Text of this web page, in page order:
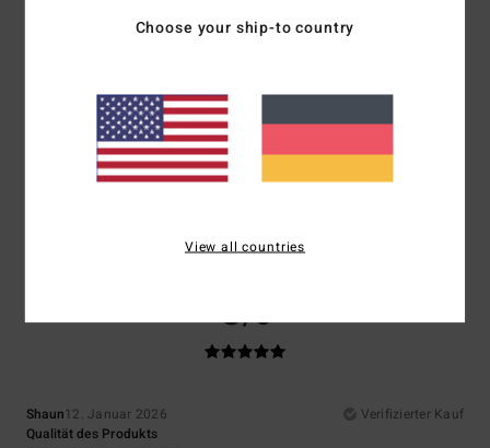
Zu klein Zu groß
5.0
Farbe
5/5
Shaun12. Januar 2026
Verifizierter Kauf
Qualität des Produkts
Choose your ship-to country
View all countries